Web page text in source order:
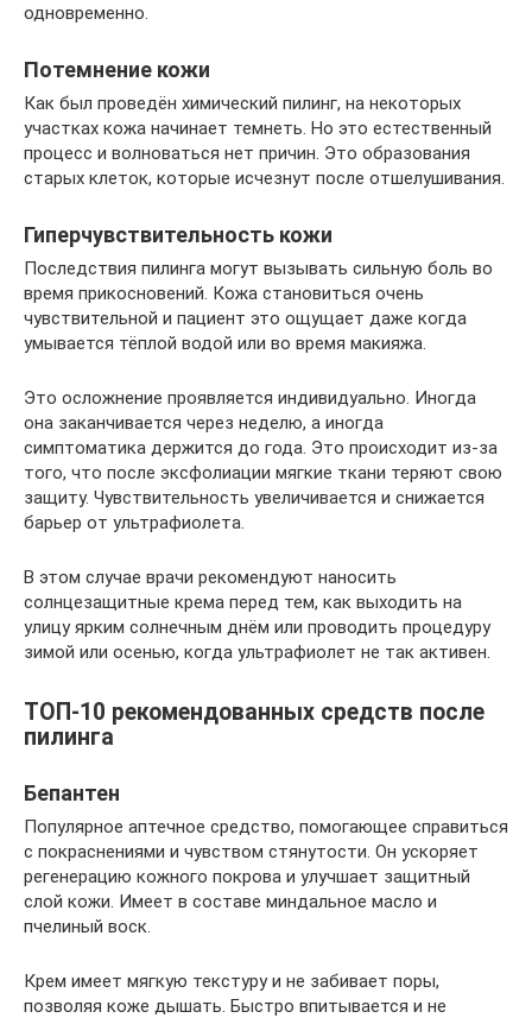
одновременно.
Потемнение кожи
Как был проведён химический пилинг, на некоторых
участках кожа начинает темнеть. Но это естественный
процесс и волноваться нет причин. Это образования
старых клеток, которые исчезнут после отшелушивания.
Гиперчувствительность кожи
Последствия пилинга могут вызывать сильную боль во
время прикосновений. Кожа становиться очень
чувствительной и пациент это ощущает даже когда
умывается тёплой водой или во время макияжа.
Это осложнение проявляется индивидуально. Иногда
она заканчивается через неделю, а иногда
симптоматика держится до года. Это происходит из-за
того, что после эксфолиации мягкие ткани теряют свою
защиту. Чувствительность увеличивается и снижается
барьер от ультрафиолета.
В этом случае врачи рекомендуют наносить
солнцезащитные крема перед тем, как выходить на
улицу ярким солнечным днём или проводить процедуру
зимой или осенью, когда ультрафиолет не так активен.
ТОП-10 рекомендованных средств после
пилинга
Бепантен
Популярное аптечное средство, помогающее справиться
с покраснениями и чувством стянутости. Он ускоряет
регенерацию кожного покрова и улучшает защитный
слой кожи. Имеет в составе миндальное масло и
пчелиный воск.
Крем имеет мягкую текстуру и не забивает поры,
позволяя коже дышать. Быстро впитывается и не